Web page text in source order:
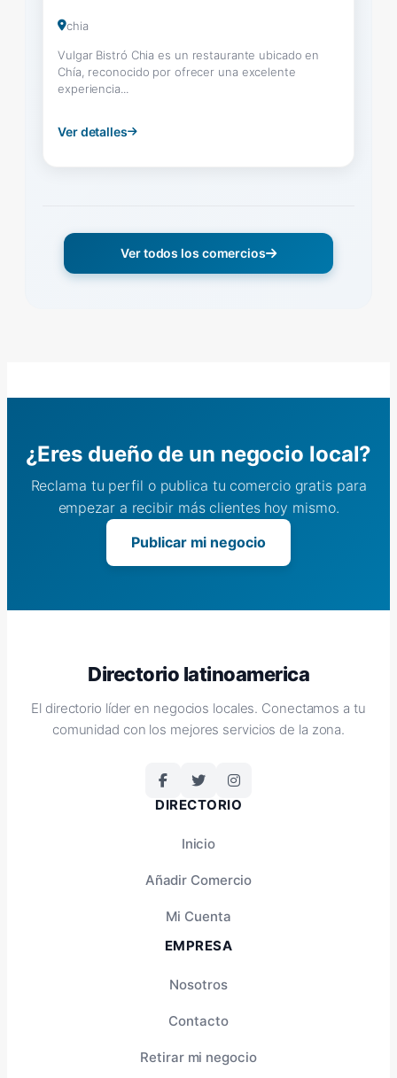
chia
Vulgar Bistró Chia es un restaurante ubicado en
Chía, reconocido por ofrecer una excelente
experiencia...
Ver detalles
Ver todos los comercios
¿Eres dueño de un negocio local?
Reclama tu perfil o publica tu comercio gratis para
empezar a recibir más clientes hoy mismo.
Publicar mi negocio
Directorio latinoamerica
El directorio líder en negocios locales. Conectamos a tu
comunidad con los mejores servicios de la zona.
DIRECTORIO
Inicio
Añadir Comercio
Mi Cuenta
EMPRESA
Nosotros
Contacto
Retirar mi negocio